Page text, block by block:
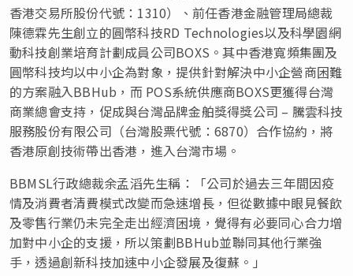
香港交易所股份代號：1310）、前任香港金融管理局總裁
陳德霖先生創立的圓幣科技RD Technologies以及科學園網
動科技創業培育計劃成員公司BOXS。其中香港寬頻集團及
圓幣科技均以中小企為對象，提供針對解決中小企營商困難
的方案融入BBHub，而 POS系統供應商BOXS更獲得台灣
商業總會支持，促成與台灣品牌金舶獎得獎公司 – 騰雲科技
服務股份有限公司（台灣股票代號：6870）合作協約，將
香港原創技術帶出香港，進入台灣市場。
BBMSL行政總裁余孟滔先生稱：「公司於過去三年間因疫
情及消費者清費模式改變而急速增長，但從數據中眼見餐飲
及零售行業仍未完全走出經濟困境，覺得有必要同心合力增
加對中小企的支援，所以策劃BBHub並聯同其他行業強
手，透過創新科技加速中小企發展及復蘇。」